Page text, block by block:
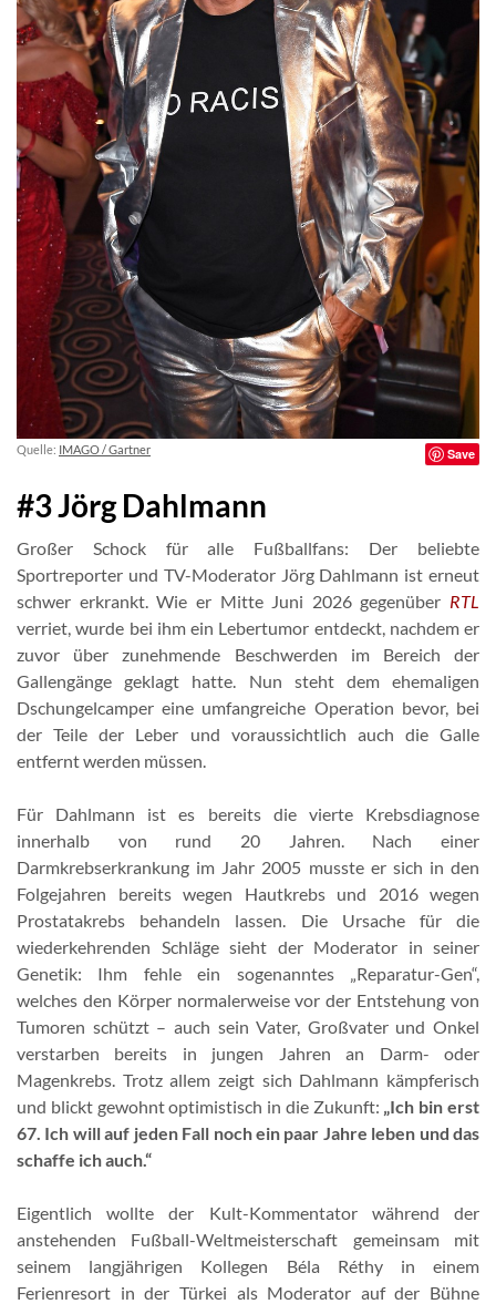
Quelle: IMAGO / Gartner Save
#3 Jörg Dahlmann
Großer Schock für alle Fußballfans: Der beliebte
Sportreporter und TV-Moderator Jörg Dahlmann ist erneut
schwer erkrankt. Wie er Mitte Juni 2026 gegenüber RTL
verriet, wurde bei ihm ein Lebertumor entdeckt, nachdem er
zuvor über zunehmende Beschwerden im Bereich der
Gallengänge geklagt hatte. Nun steht dem ehemaligen
Dschungelcamper eine umfangreiche Operation bevor, bei
der Teile der Leber und voraussichtlich auch die Galle
entfernt werden müssen.
Für Dahlmann ist es bereits die vierte Krebsdiagnose
innerhalb von rund 20 Jahren. Nach einer
Darmkrebserkrankung im Jahr 2005 musste er sich in den
Folgejahren bereits wegen Hautkrebs und 2016 wegen
Prostatakrebs behandeln lassen. Die Ursache für die
wiederkehrenden Schläge sieht der Moderator in seiner
Genetik: Ihm fehle ein sogenanntes „Reparatur-Gen“,
welches den Körper normalerweise vor der Entstehung von
Tumoren schützt – auch sein Vater, Großvater und Onkel
verstarben bereits in jungen Jahren an Darm- oder
Magenkrebs. Trotz allem zeigt sich Dahlmann kämpferisch
und blickt gewohnt optimistisch in die Zukunft: „Ich bin erst
67. Ich will auf jeden Fall noch ein paar Jahre leben und das
schaffe ich auch.“
Eigentlich wollte der Kult-Kommentator während der
anstehenden Fußball-Weltmeisterschaft gemeinsam mit
seinem langjährigen Kollegen Béla Réthy in einem
Ferienresort in der Türkei als Moderator auf der Bühne